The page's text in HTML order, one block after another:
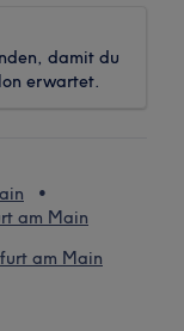
damit du
erwartet.
am Main
am Main